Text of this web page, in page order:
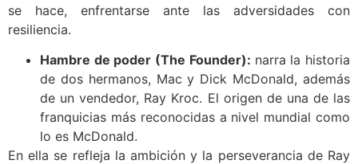
se hace, enfrentarse ante las adversidades con
resiliencia.
Hambre de poder (The Founder): narra la historia
de dos hermanos, Mac y Dick McDonald, además
de un vendedor, Ray Kroc. El origen de una de las
franquicias más reconocidas a nivel mundial como
lo es McDonald.
En ella se refleja la ambición y la perseverancia de Ray